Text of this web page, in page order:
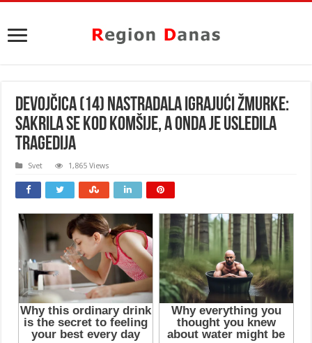
DEVOJČICA (14) NASTRADALA IGRAJUĆI ŽMURKE:
Sakrila se kod komšije, a onda je usledila
tragedija
Svet 1,865 Views